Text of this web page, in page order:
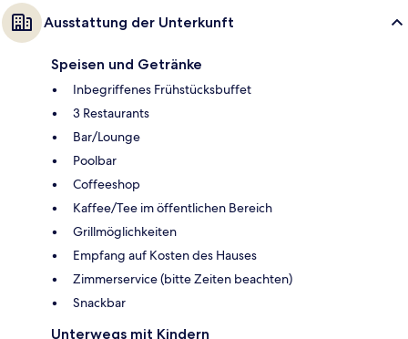
Ausstattung der Unterkunft
Speisen und Getränke
Inbegriffenes Frühstücksbuffet
3 Restaurants
Bar/Lounge
Poolbar
Coffeeshop
Kaffee/Tee im öffentlichen Bereich
Grillmöglichkeiten
Empfang auf Kosten des Hauses
Zimmerservice (bitte Zeiten beachten)
Snackbar
Unterwegs mit Kindern